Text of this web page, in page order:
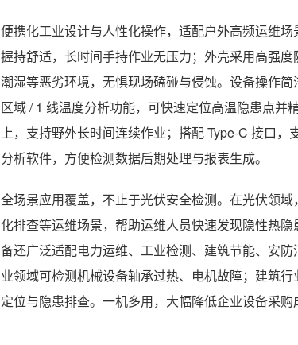
便携化工业设计与人性化操作，适配户外高频运维
握持舒适，长时间手持作业无压力；外壳采用高强
潮湿等恶劣环境，无惧现场磕碰与侵蚀。设备操作
区域 / 1 线温度分析功能，可快速定位高温隐患点
上，支持野外长时间连续作业；搭配 Type-C 接口
分析软件，方便检测数据后期处理与报表生成。
全场景应用覆盖，不止于光伏安全检测。在光伏领
化排查等运维场景，帮助运维人员快速发现隐性热
备还广泛适配电力运维、工业检测、建筑节能、安
业领域可检测机械设备轴承过热、电机故障；建筑
定位与隐患排查。一机多用，大幅降低企业设备采购